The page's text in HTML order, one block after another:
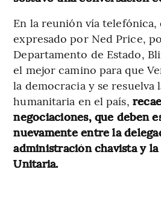
En la reunión vía telefónica,
expresado por Ned Price,
Departamento de Estado,
el mejor camino para que
la democracia y se resuelva
humanitaria en el país,
negociaciones, que deben
nuevamente entre la
administración chavista y
Unitaria.